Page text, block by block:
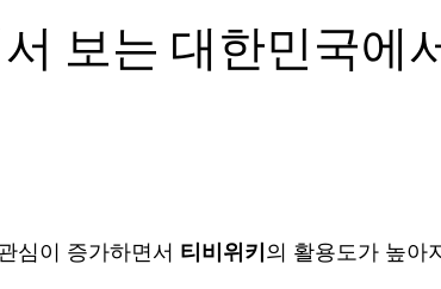
보는 대한민국에
심이 증가하면서 티비위키 의 활용도가 높아